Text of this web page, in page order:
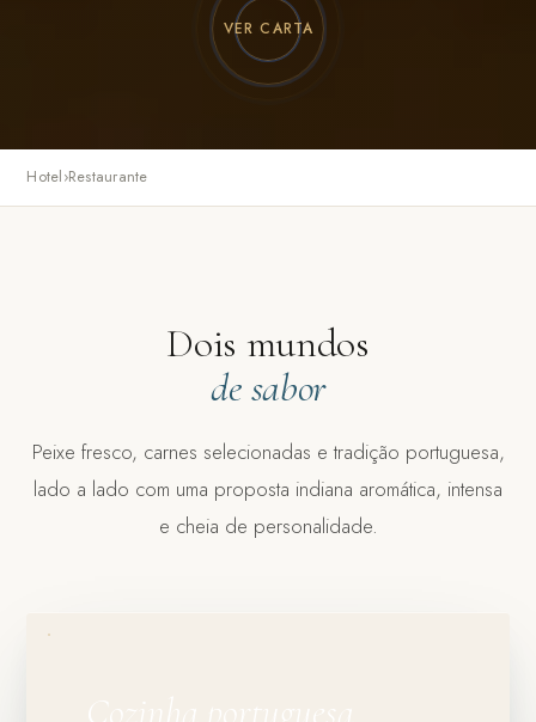
VER CARTA
Hotel›Restaurante
Dois mundos
de sabor
Peixe fresco, carnes selecionadas e tradição portuguesa,
lado a lado com uma proposta indiana aromática, intensa
e cheia de personalidade.